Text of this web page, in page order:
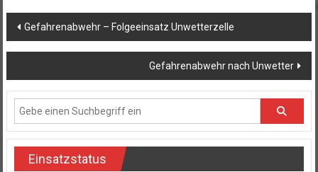
Beitragsnavigation
Gefahrenabwehr – Folgeeinsatz Unwetterzelle
Gefahrenabwehr nach Unwetter
Einsatzstatus